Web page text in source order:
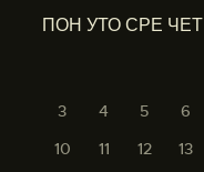
ПОН УТО СРЕ ЧЕТ
3
4 5 6
10
11 12 13